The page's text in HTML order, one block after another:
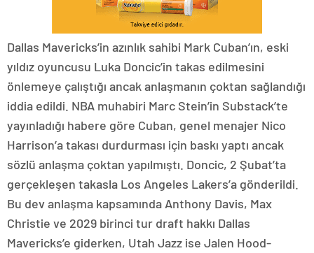
Dallas Mavericks’in azınlık sahibi Mark Cuban’ın, eski
yıldız oyuncusu Luka Doncic’in takas edilmesini
önlemeye çalıştığı ancak anlaşmanın çoktan sağlandığı
iddia edildi. NBA muhabiri Marc Stein’in Substack’te
yayınladığı habere göre Cuban, genel menajer Nico
Harrison’a takası durdurması için baskı yaptı ancak
sözlü anlaşma çoktan yapılmıştı. Doncic, 2 Şubat’ta
gerçekleşen takasla Los Angeles Lakers’a gönderildi.
Bu dev anlaşma kapsamında Anthony Davis, Max
Christie ve 2029 birinci tur draft hakkı Dallas
Mavericks’e giderken, Utah Jazz ise Jalen Hood-